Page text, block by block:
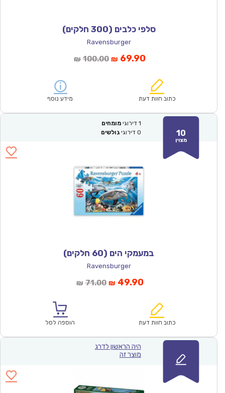
סלפי כלבים (300 חלקים)
Ravensburger
₪ 100.00המחיר
₪100.00.
₪ 69.90המחיר
הוא:
כתוב חוות דעת מידע נוסף
10
מצוין
1 דירוגי מומחים
0 דירוגי גולשים
במעמקי הים (60 חלקים)
Ravensburger
₪ 71.00המחיר
₪71.00.
₪ 49.90המחיר
הוא:
כתוב חוות דעת הוספה לסל
היה הראשון לדרג
מוצר זה